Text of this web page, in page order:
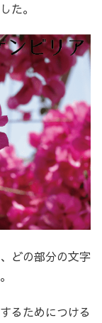
た。
どの部分の文字
るためにつける